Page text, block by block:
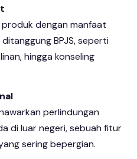
produk dengan manfaat
BPJS, seperti
hingga konseling
perlindungan
di luar negeri, sebuah fitur
sering bepergian.